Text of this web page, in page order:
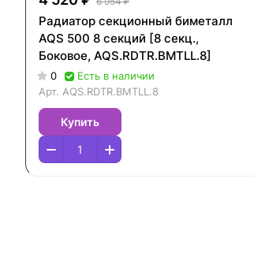
Радиатор секционный биметалл
AQS 500 8 секций [8 секц.,
Боковое, AQS.RDTR.BMTLL.8]
0
Есть в наличии
Арт. AQS.RDTR.BMTLL.8
Купить